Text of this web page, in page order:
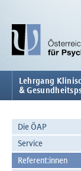
Lehrgang
&
Die ÖAP
Service
Referent:innen